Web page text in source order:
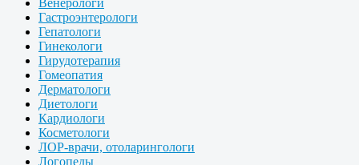
Венерологи
Гастроэнтерологи
Гепатологи
Гинекологи
Гирудотерапия
Гомеопатия
Дерматологи
Диетологи
Кардиологи
Косметологи
ЛОР-врачи, отоларингологи
Логопеды